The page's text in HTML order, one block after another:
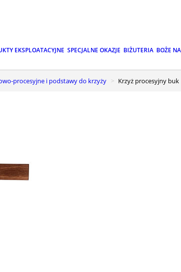
EKSPLOATACYJNE SPECJALNE OKAZJE BIŻUTERIA BOŻE
procesyjne i podstawy do krzyży Krzyż procesyjny buk